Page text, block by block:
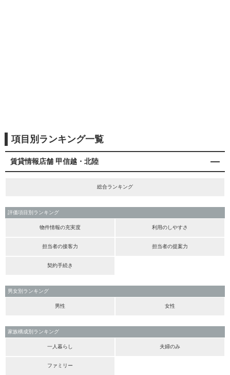
項目別ランキング一覧
賃貸情報店舗 甲信越・北陸
総合ランキング
評価項目別ランキング
物件情報の充実度 利用のしやすさ
担当者の接客力 担当者の提案力
契約手続き
男女別ランキング
男性 女性
家族構成別ランキング
一人暮らし 夫婦のみ
ファミリー